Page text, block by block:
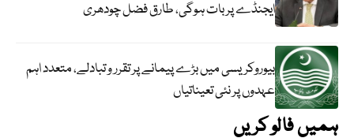
ایجنڈے پر بات ہوگی، طارق فضل چودھری
بیوروکریسی میں بڑے پیمانے پر تقرر و تبادلے، متعدد اہم
عہدوں پر نئی تعیناتیاں
ہمیں فالو کریں